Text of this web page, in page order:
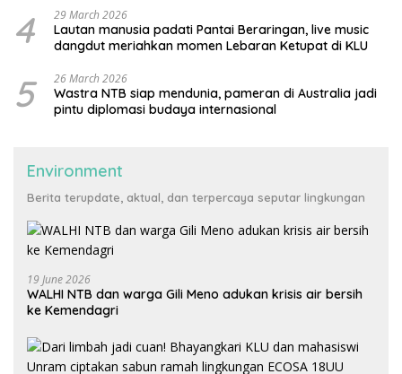
4 29 March 2026
Lautan manusia padati Pantai Beraringan, live music
dangdut meriahkan momen Lebaran Ketupat di KLU
5 26 March 2026
Wastra NTB siap mendunia, pameran di Australia jadi
pintu diplomasi budaya internasional
Environment
Berita terupdate, aktual, dan terpercaya seputar lingkungan
19 June 2026
WALHI NTB dan warga Gili Meno adukan krisis air bersih
ke Kemendagri